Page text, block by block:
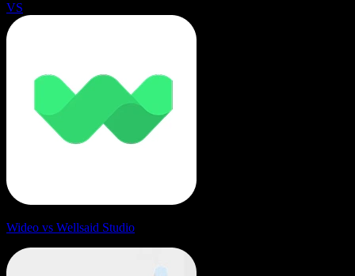
VS
Wideo vs Wellsaid Studio